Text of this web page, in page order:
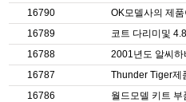
16790
OK모델사의 제
16789
코트 다리미및
16788
2001년도 알씨하
16787
Thunder Tiger제
16786
월드모델 키트